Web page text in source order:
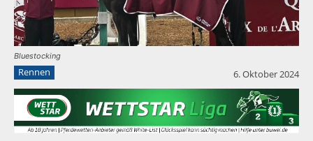
Bluestocking
Rennen 6. Oktober 2024